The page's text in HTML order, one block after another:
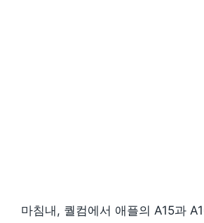
마침내, 퀄컴에서 애플의 A15과